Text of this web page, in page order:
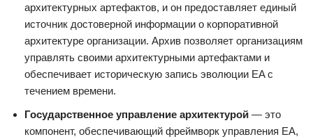
архитектурных артефактов, и он предоставляет единый
источник достоверной информации о корпоративной
архитектуре организации. Архив позволяет организациям
управлять своими архитектурными артефактами и
обеспечивает историческую запись эволюции EA с
течением времени.
Государственное управление архитектурой — это
компонент, обеспечивающий фреймворк управления EA,